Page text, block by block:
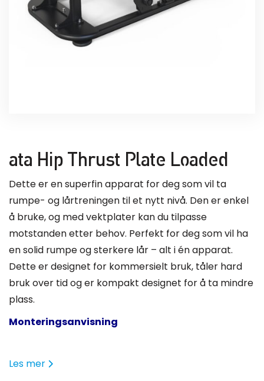
ata Hip Thrust Plate Loaded
Dette er en superfin apparat for deg som vil ta
rumpe- og lårtreningen til et nytt nivå. Den er enkel
å bruke, og med vektplater kan du tilpasse
motstanden etter behov. Perfekt for deg som vil ha
en solid rumpe og sterkere lår – alt i én apparat.
Dette er designet for kommersielt bruk, tåler hard
bruk over tid og er kompakt designet for å ta mindre
plass.
Monteringsanvisning
Les mer